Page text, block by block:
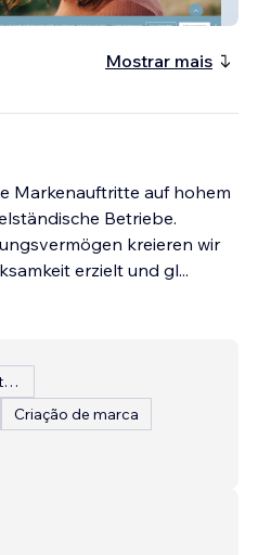
Mostrar mais
Markenauftritte auf hohem
Betriebe.
kreieren wir
erzielt und gl...
Configurar menu do restaurante
Criação de marca